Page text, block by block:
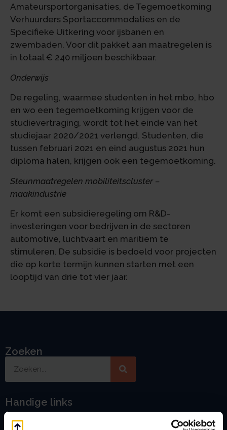
Amateursportorganisaties, de Tegemoetkoming
Verhuurders Sportaccommodaties en de
Specifieke Uitkering voor ijsbanen en
zwembaden. Voor dit pakket aan maatregelen is
in totaal € 240 miljoen beschikbaar.
Onderwijs
De regeling, waarmee studenten in het mbo, hbo
en wo een tegemoetkoming krijgen voor de
studievertraging, wordt tot het einde van het
studiejaar 2020/2021 verlengd. Studenten, die
tussen februari 2021 en eind augustus 2021 hun
diploma halen, krijgen ook een tegemoetkoming.
Steunmaatregelen mobiliteitscluster –
maakindustrie
Er komt een subsidieregeling om R&D-
investeringen voor bedrijven in de sectoren
automotive, luchtvaart en maritiem te
stimuleren. De subsidie is bedoeld voor projecten
die op korte termijn kunnen starten met een
looptijd van drie tot vier jaar.
Zoeken
Handige links
A Jaarstukken opstellen